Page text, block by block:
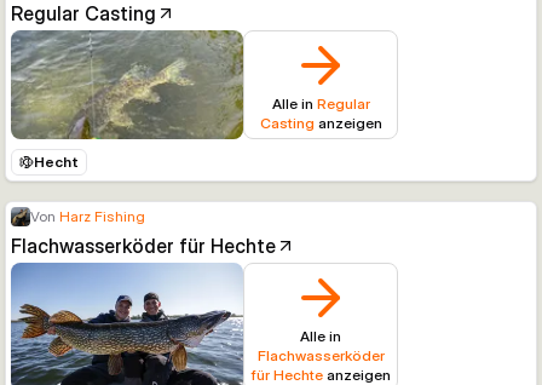
Regular Casting
Alle in Regular
Casting anzeigen
Hecht
Von Harz Fishing
Flachwasserköder für Hechte
Alle in
Flachwasserköder
für Hechteanzeigen